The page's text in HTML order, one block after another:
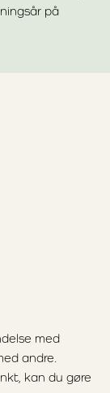
på
med
andre.
kan du gøre